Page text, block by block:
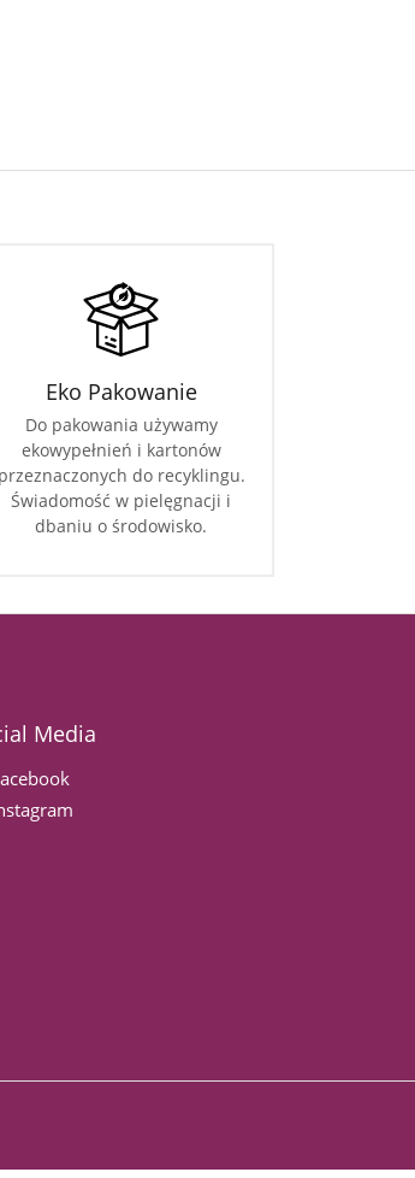
Eko Pakowanie
Do pakowania używamy
ekowypełnień i kartonów
przeznaczonych do recyklingu.
Świadomość w pielęgnacji i
dbaniu o środowisko.
Media